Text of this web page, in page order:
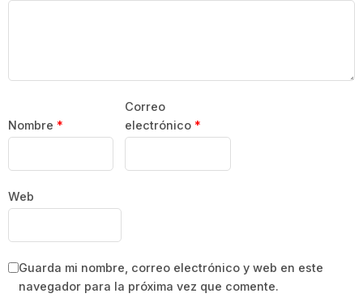
Nombre *
Correo
electrónico*
Web
Guarda mi nombre, correo electrónico y web en este
navegador para la próxima vez que comente.